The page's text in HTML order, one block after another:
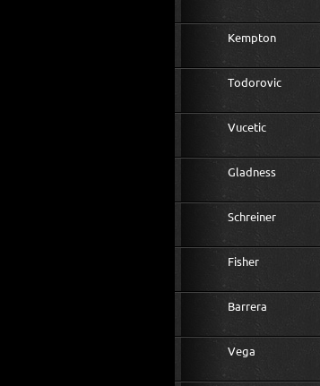
Kempton
Todorovic
Vucetic
Gladness
Schreiner
Fisher
Barrera
Vega